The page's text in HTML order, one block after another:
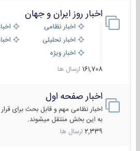
اخبار روز ایران و جهان
اخبار نظامی
اخبار تحلیلی
اخبار
اخبار ویژه
161,708 ارسال ها
اخبار صفحه اول
اخبار نظامی مهم و قابل بحث برای قرار
به این بخش منتقل میشوند.
2,339 ارسال ها